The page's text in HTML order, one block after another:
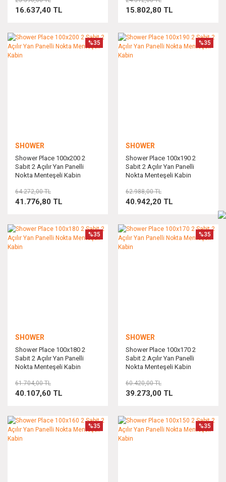
16.637,40 TL 15.802,80 TL
SHOWER
Shower Place 100x200 2
Sabit 2 Açılır Yan Panelli
Nokta Menteşeli Kabin
%35
41.776,80 TL
64.272,00 TL
SHOWER
Shower Place 100x190 2
Sabit 2 Açılır Yan Panelli
Nokta Menteşeli Kabin
%35
40.942,20 TL
62.988,00 TL
SHOWER
Shower Place 100x180 2
Sabit 2 Açılır Yan Panelli
Nokta Menteşeli Kabin
%35
40.107,60 TL
61.704,00 TL
SHOWER
Shower Place 100x170 2
Sabit 2 Açılır Yan Panelli
Nokta Menteşeli Kabin
%35
39.273,00 TL
60.420,00 TL
%35 %35